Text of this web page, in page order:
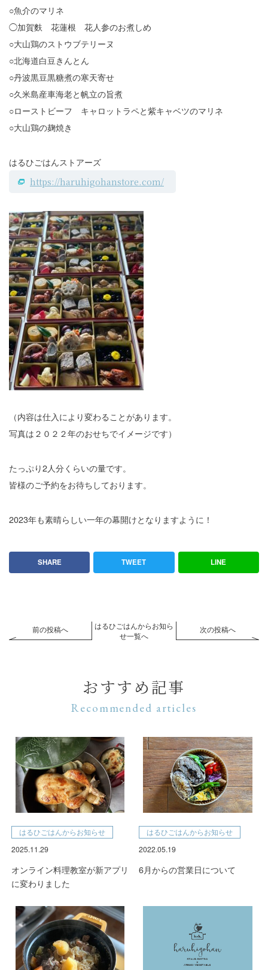
○魚介のマリネ
◯加賀麩 花蓮根 花人参のお煮しめ
○大山鶏のストウブテリーヌ
○北海道白豆きんとん
○丹波黒豆黒糖煮の寒天寄せ
○久米島産車海老と帆立の旨煮
○ローストビーフ キャロットラペと紫キャベツのマリネ
○大山鶏の麹焼き
はるひごはんストアーズ
https://haruhigohanstore.com/
（内容は仕入により変わることがあります。
写真は２０２２年のおせちでイメージです）
たっぷり2人分くらいの量です。
皆様のご予約をお待ちしております。
2023年も素晴らしい一年の幕開けとなりますように！
SHARE TWEET LINE
前の投稿へ
はるひごはんからお知ら
せ一覧へ
次の投稿へ
おすすめ記事
Recommended articles
はるひごはんからお知らせ
2025.11.29
オンライン料理教室が新アプリ
に変わりました
はるひごはんからお知らせ
2022.05.19
6月からの営業日について